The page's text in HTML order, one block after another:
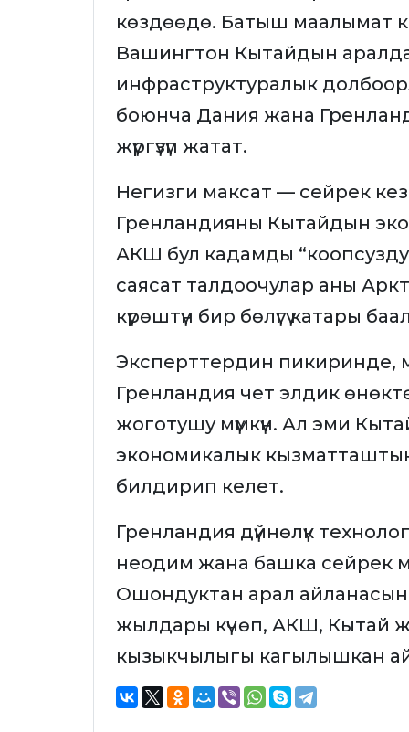
көздөөдө. Батыш маалымат
Вашингтон Кытайдын
инфраструктуралык
боюнча Дания жана
жүргүзүп жатат.
Негизги максат — сейрек
Гренландияны Кытайдын
АКШ бул кадамды
саясат талдоочулар аны
күрөштүн бир бөлүгү катары
Эксперттердин пикиринде,
Гренландия чет элдик
жоготушу мүмкүн. Ал эми
экономикалык
билдирип келет.
Гренландия дүйнөлүк
неодим жана башка сейрек
Ошондуктан арал
жылдары күчөп, АКШ, Кытай
кызыкчылыгы кагылышкан